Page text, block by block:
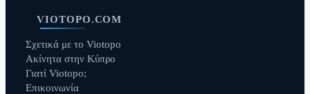
VIOTOPO.COM
Σχετικά με το Viotopo
Ακίνητα στην Κύπρο
Γιατί Viotopo;
Επικοινωνία